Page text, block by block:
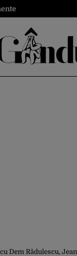
Dem Rădulescu,